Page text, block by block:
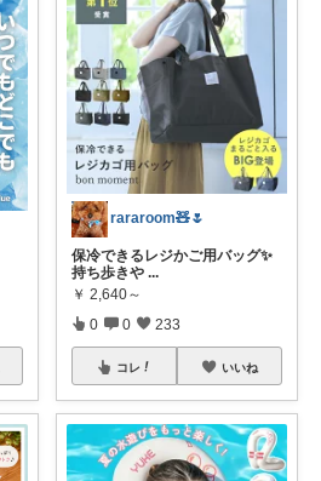
rararoom🧸🌷
保冷できるレジかご用バッグ✨
持ち歩きや ...
￥ 2,640～
0 0 233
コレ いいね